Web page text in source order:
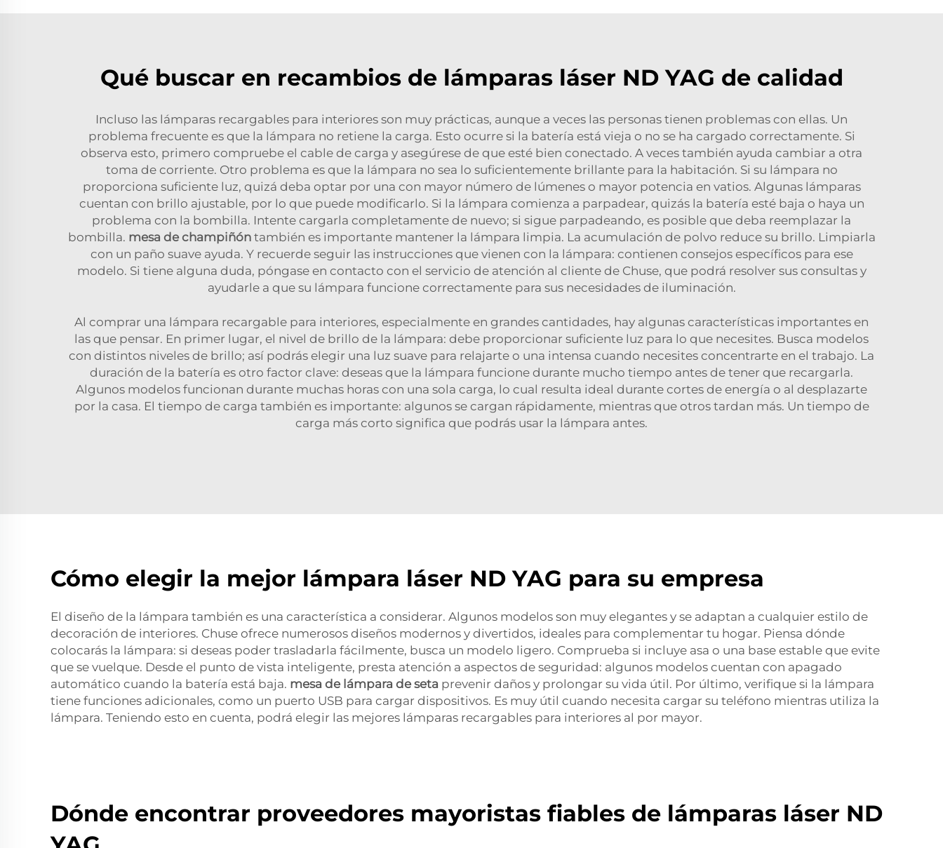
Qué buscar en recambios de lámparas láser ND YAG de calidad
Incluso las lámparas recargables para interiores son muy prácticas, aunque a veces las personas tienen problemas con ellas. Un
problema frecuente es que la lámpara no retiene la carga. Esto ocurre si la batería está vieja o no se ha cargado correctamente. Si
observa esto, primero compruebe el cable de carga y asegúrese de que esté bien conectado. A veces también ayuda cambiar a otra
toma de corriente. Otro problema es que la lámpara no sea lo suficientemente brillante para la habitación. Si su lámpara no
proporciona suficiente luz, quizá deba optar por una con mayor número de lúmenes o mayor potencia en vatios. Algunas lámparas
cuentan con brillo ajustable, por lo que puede modificarlo. Si la lámpara comienza a parpadear, quizás la batería esté baja o haya un
problema con la bombilla. Intente cargarla completamente de nuevo; si sigue parpadeando, es posible que deba reemplazar la
bombilla. mesa de champiñón también es importante mantener la lámpara limpia. La acumulación de polvo reduce su brillo. Limpiarla
con un paño suave ayuda. Y recuerde seguir las instrucciones que vienen con la lámpara: contienen consejos específicos para ese
modelo. Si tiene alguna duda, póngase en contacto con el servicio de atención al cliente de Chuse, que podrá resolver sus consultas y
ayudarle a que su lámpara funcione correctamente para sus necesidades de iluminación.
Al comprar una lámpara recargable para interiores, especialmente en grandes cantidades, hay algunas características importantes en
las que pensar. En primer lugar, el nivel de brillo de la lámpara: debe proporcionar suficiente luz para lo que necesites. Busca modelos
con distintos niveles de brillo; así podrás elegir una luz suave para relajarte o una intensa cuando necesites concentrarte en el trabajo. La
duración de la batería es otro factor clave: deseas que la lámpara funcione durante mucho tiempo antes de tener que recargarla.
Algunos modelos funcionan durante muchas horas con una sola carga, lo cual resulta ideal durante cortes de energía o al desplazarte
por la casa. El tiempo de carga también es importante: algunos se cargan rápidamente, mientras que otros tardan más. Un tiempo de
carga más corto significa que podrás usar la lámpara antes.
Cómo elegir la mejor lámpara láser ND YAG para su empresa
El diseño de la lámpara también es una característica a considerar. Algunos modelos son muy elegantes y se adaptan a cualquier estilo de
decoración de interiores. Chuse ofrece numerosos diseños modernos y divertidos, ideales para complementar tu hogar. Piensa dónde
colocarás la lámpara: si deseas poder trasladarla fácilmente, busca un modelo ligero. Comprueba si incluye asa o una base estable que evite
que se vuelque. Desde el punto de vista inteligente, presta atención a aspectos de seguridad: algunos modelos cuentan con apagado
automático cuando la batería está baja. mesa de lámpara de seta prevenir daños y prolongar su vida útil. Por último, verifique si la lámpara
tiene funciones adicionales, como un puerto USB para cargar dispositivos. Es muy útil cuando necesita cargar su teléfono mientras utiliza la
lámpara. Teniendo esto en cuenta, podrá elegir las mejores lámparas recargables para interiores al por mayor.
Dónde encontrar proveedores mayoristas fiables de lámparas láser ND